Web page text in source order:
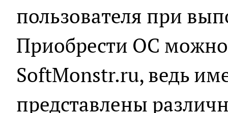
пользователя при
Приобрести ОС
SoftMonstr.ru, ведь
представлены